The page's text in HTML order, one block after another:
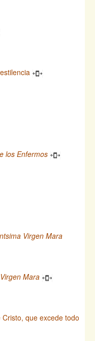
los Enfermos
Virgen Mara
Mara
que excede todo